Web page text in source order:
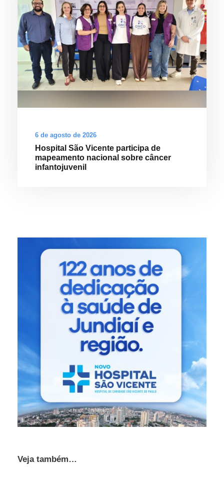
6 de agosto de 2026
Hospital São Vicente participa de
mapeamento nacional sobre câncer
infantojuvenil
Veja também…